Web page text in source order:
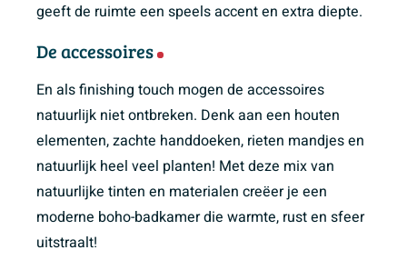
geeft de ruimte een speels accent en extra diepte.
De accessoires
En als finishing touch mogen de accessoires
natuurlijk niet ontbreken. Denk aan een houten
elementen, zachte handdoeken, rieten mandjes en
natuurlijk heel veel planten! Met deze mix van
natuurlijke tinten en materialen creëer je een
moderne boho-badkamer die warmte, rust en sfeer
uitstraalt!